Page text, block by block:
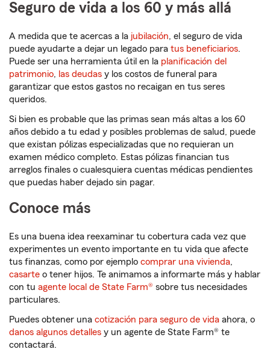
Seguro de vida a los 60 y más allá
A medida que te acercas a la jubilación, el seguro de vida
puede ayudarte a dejar un legado para tus beneficiarios.
Puede ser una herramienta útil en la planificación del
patrimonio, las deudas y los costos de funeral para
garantizar que estos gastos no recaigan en tus seres
queridos.
Si bien es probable que las primas sean más altas a los 60
años debido a tu edad y posibles problemas de salud, puede
que existan pólizas especializadas que no requieran un
examen médico completo. Estas pólizas financian tus
arreglos finales o cualesquiera cuentas médicas pendientes
que puedas haber dejado sin pagar.
Conoce más
Es una buena idea reexaminar tu cobertura cada vez que
experimentes un evento importante en tu vida que afecte
tus finanzas, como por ejemplo comprar una vivienda,
casarte o tener hijos. Te animamos a informarte más y hablar
con tu agente local de State Farm® sobre tus necesidades
particulares.
Puedes obtener una cotización para seguro de vida ahora, o
danos algunos detalles y un agente de State Farm® te
contactará.